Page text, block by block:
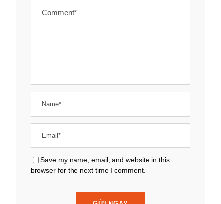
Save my name, email, and website in this
browser for the next time I comment.